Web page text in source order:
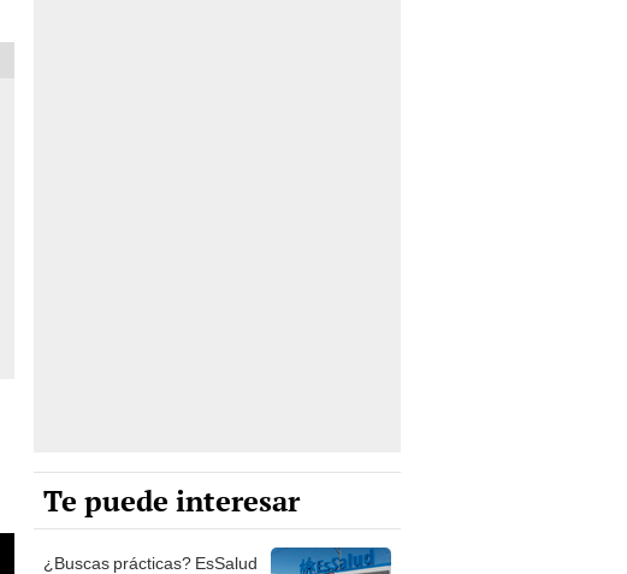
Te puede interesar
¿Buscas prácticas? EsSalud